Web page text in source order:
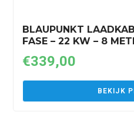
BLAUPUNKT
FASE – 22 KW – 8
€339,00
BEKIJK